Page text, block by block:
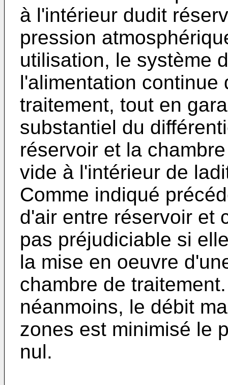
à l'intérieur dudit
pression
utilisation, le système
l'alimentation continue
traitement, tout en
substantiel du
réservoir et la
vide à l'intérieur de
Comme indiqué
d'air entre réservoir et
pas préjudiciable si
la mise en oeuvre
chambre de
néanmoins, le débit
zones est minimisé le
nul.